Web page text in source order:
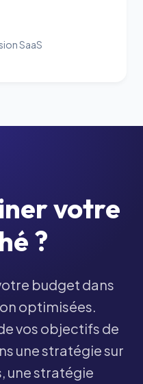
SaaS
votre
?
budget dans
optimisées.
vos objectifs de
une stratégie sur
une stratégie